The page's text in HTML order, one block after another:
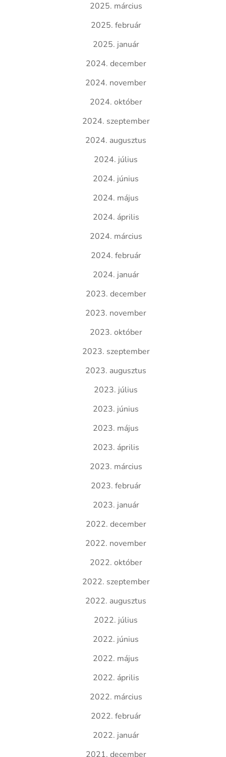
2025. március
2025. február
2025. január
2024. december
2024. november
2024. október
2024. szeptember
2024. augusztus
2024. július
2024. június
2024. május
2024. április
2024. március
2024. február
2024. január
2023. december
2023. november
2023. október
2023. szeptember
2023. augusztus
2023. július
2023. június
2023. május
2023. április
2023. március
2023. február
2023. január
2022. december
2022. november
2022. október
2022. szeptember
2022. augusztus
2022. július
2022. június
2022. május
2022. április
2022. március
2022. február
2022. január
2021. december